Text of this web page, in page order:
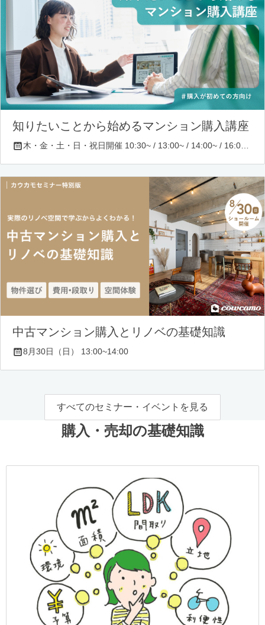
知りたいことから始めるマンション購入講座
木・金・土・日・祝日開催 10:30~ / 13:00~ / 14:00~ / 16:00~ / 17:00~/ 18:30~/ 19:30~
中古マンション購入とリノベの基礎知識
8月30日（日） 13:00~14:00
すべてのセミナー・イベントを見る
購入・売却の基礎知識